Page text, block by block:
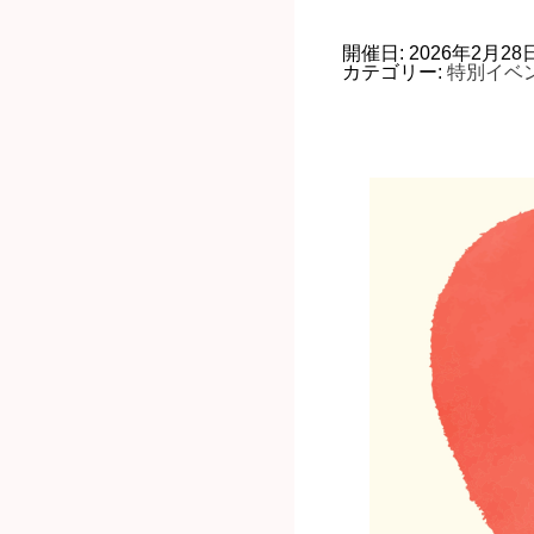
開催日: 2026年2月28
カテゴリー: 特別イベ